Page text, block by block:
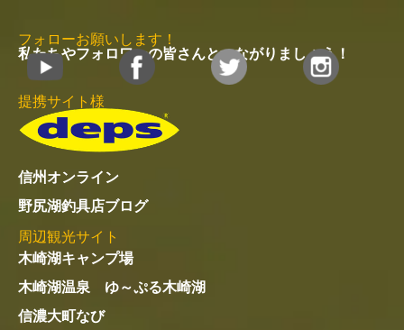
フォローお願いします！
私たちやフォロワーの皆さんとつながりましょう！
提携サイト様
信州オンライン
野尻湖釣具店ブログ
周辺観光サイト
木崎湖キャンプ場
木崎湖温泉 ゆ～ぷる木崎湖
信濃大町なび